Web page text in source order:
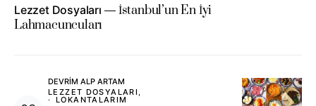
Lezzet Dosyaları
İstanbul’un En İyi
Lahmacuncuları
DEVRIM ALP ARTAM
LEZZET DOSYALARI
LOKANTALARIM